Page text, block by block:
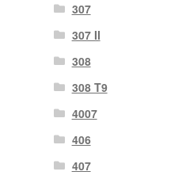
307
307 II
308
308 T9
4007
406
407